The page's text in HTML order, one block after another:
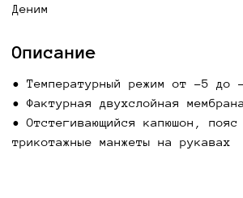
Деним
Описание
• Температурный режим от -5 до
• Фактурная двухслойная
• Отстегивающийся капюшон,
трикотажные манжеты на рукавах